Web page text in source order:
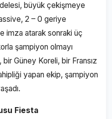
büyük çekişmeye
2 – 0 geriye
imza atarak sonraki üç
şampiyon olmayı
Güney Koreli, bir Fransız
yapan ekip, şampiyon
Fiesta